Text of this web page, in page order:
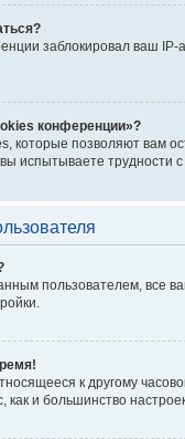
заблокировал ваш IP-
конференции»?
которые позволяют вам
испытываете трудности
пользователем, все
к другому
как и большинство